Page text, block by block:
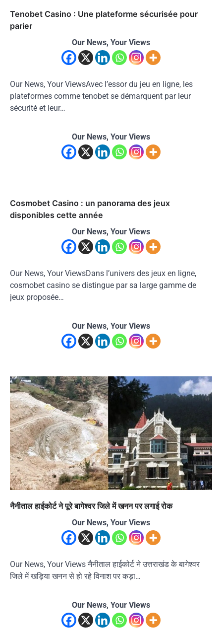
Tenobet Casino : Une plateforme sécurisée pour
parier
Our News, Your Views
Our News, Your ViewsAvec l’essor du jeu en ligne, les
plateformes comme tenobet se démarquent par leur
sécurité et leur…
Our News, Your Views
Cosmobet Casino : un panorama des jeux
disponibles cette année
Our News, Your Views
Our News, Your ViewsDans l’univers des jeux en ligne,
cosmobet casino se distingue par sa large gamme de
jeux proposée…
Our News, Your Views
नैनीताल हाईकोर्ट ने पूरे बागेश्वर जिले में खनन पर लगाई रोक
Our News, Your Views
Our News, Your Views नैनीताल हाईकोर्ट ने उत्तराखंड के बागेश्वर
जिले में खड़िया खनन से हो रहे विनाश पर कड़ा…
Our News, Your Views